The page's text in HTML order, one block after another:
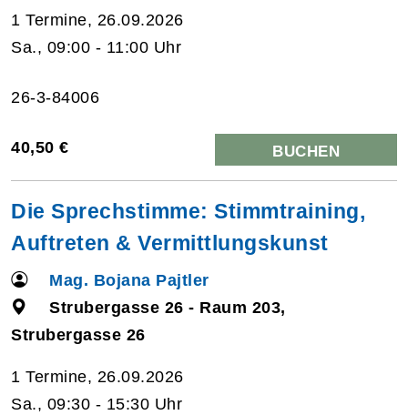
1 Termine, 26.09.2026
Sa., 09:00 - 11:00 Uhr
26-3-84006
40,50 € BUCHEN
Die Sprechstimme: Stimmtraining,
Auftreten & Vermittlungskunst
Mag. Bojana Pajtler
Strubergasse 26 - Raum 203,
Strubergasse 26
1 Termine, 26.09.2026
Sa., 09:30 - 15:30 Uhr